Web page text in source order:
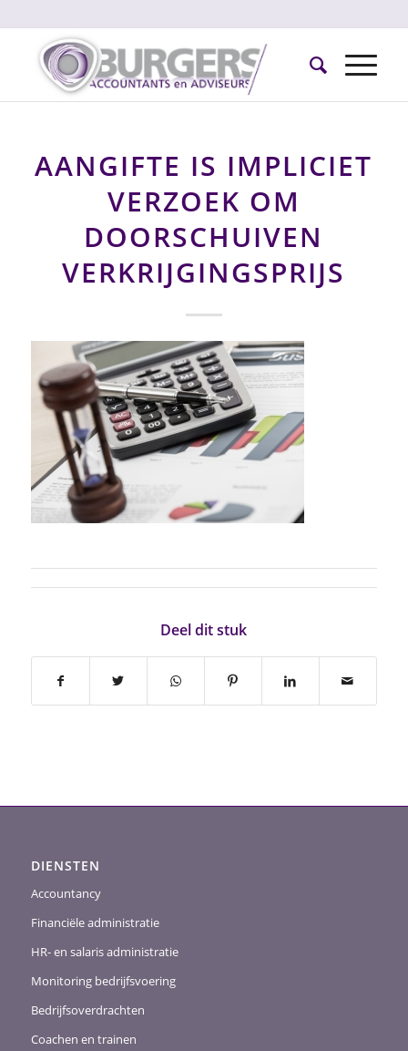
AANGIFTE IS IMPLICIET
VERZOEK OM
DOORSCHUIVEN
VERKRIJGINGSPRIJS
Deel dit stuk
DIENSTEN
Accountancy
Financiële administratie
HR- en salaris administratie
Monitoring bedrijfsvoering
Bedrijfsoverdrachten
Coachen en trainen